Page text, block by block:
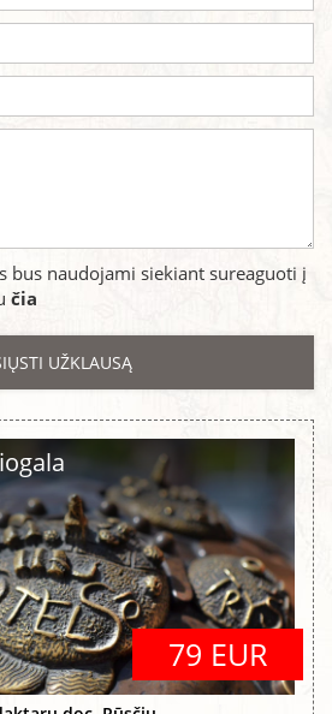
bus naudojami siekiant sureaguoti į
čia
79 EUR